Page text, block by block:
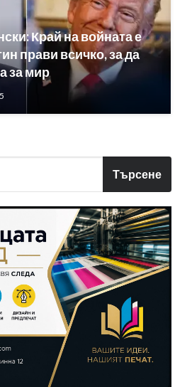
Край на войната е
прави всичко, за да
за мир
Търсене